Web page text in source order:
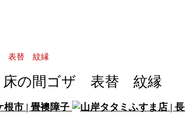
表替 紋縁
床の間ゴザ 表替 紋縁